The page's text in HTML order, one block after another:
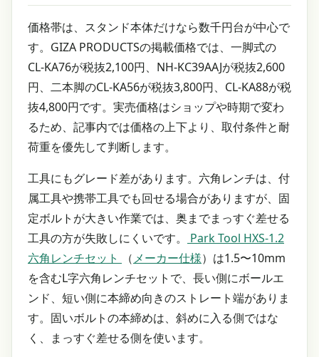
価格帯は、スタンド本体だけなら数千円台が中心で
す。GIZA PRODUCTSの掲載価格では、一脚式の
CL-KA76が税抜2,100円、NH-KC39AAJが税抜2,600
円、二本脚のCL-KA56が税抜3,800円、CL-KA88が税
抜4,800円です。実売価格はショップや時期で変わ
るため、記事内では価格の上下より、取付条件と耐
荷重を優先して判断します。
工具にもグレード差があります。六角レンチは、付
属工具や携帯工具でも回せる場合がありますが、固
定ボルトが大きい作業では、奥までまっすぐ差せる
工具の方が失敗しにくいです。
Park Tool HXS-1.2
六角レンチセット
（メーカー仕様）は1.5〜10mm
を含むL字六角レンチセットで、長い側にボールエ
ンド、短い側に本締め向きのストレート端がありま
す。固いボルトの本締めは、斜めに入る側ではな
く、まっすぐ差せる側を使います。